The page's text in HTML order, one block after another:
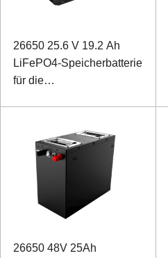
26650 25.6 V 19.2 Ah
LiFePO4-Speicherbatterie
für die
26650 48V 25Ah